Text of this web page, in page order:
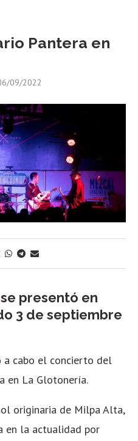
Pantera en
09/2022
se presentó en
3 de septiembre
a cabo el concierto del
en La Glotonería.
originaria de Milpa Alta,
en la actualidad por